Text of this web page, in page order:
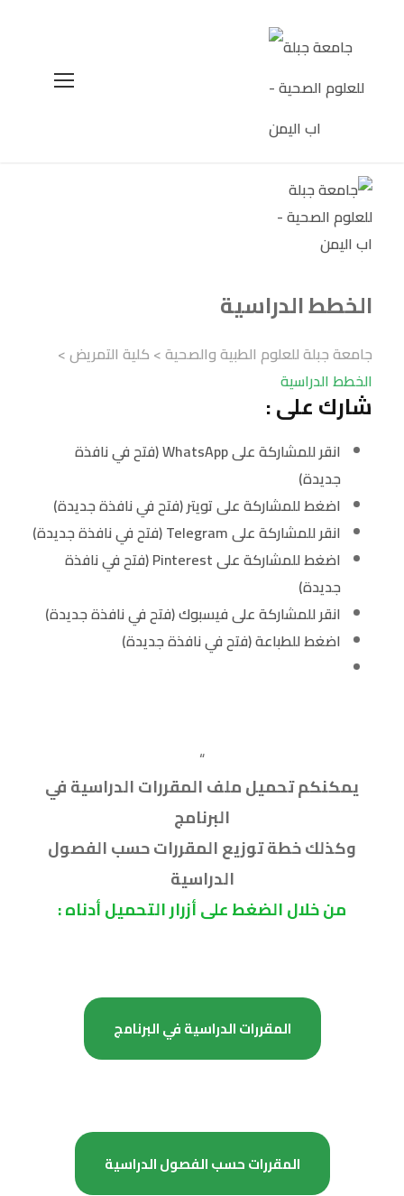
الخطط الدراسية
جامعة جبلة للعلوم الطبية والصحية> كلية التمريض>
الخطط الدراسية
شارك على :
انقر للمشاركة على WhatsApp (فتح في نافذة
جديدة)
اضغط للمشاركة على تويتر (فتح في نافذة جديدة)
انقر للمشاركة على Telegram (فتح في نافذة جديدة)
اضغط للمشاركة على Pinterest (فتح في نافذة
جديدة)
انقر للمشاركة على فيسبوك (فتح في نافذة جديدة)
اضغط للطباعة (فتح في نافذة جديدة)
“
يمكنكم تحميل ملف المقررات الدراسية في
البرنامج
وكذلك خطة توزيع المقررات حسب الفصول
الدراسية
من خلال الضغط على أزرار التحميل أدناه :
المقررات الدراسية في البرنامج
المقررات حسب الفصول الدراسية